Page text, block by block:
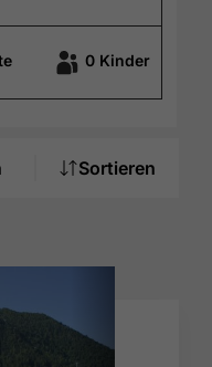
0 Kinder
Sortieren